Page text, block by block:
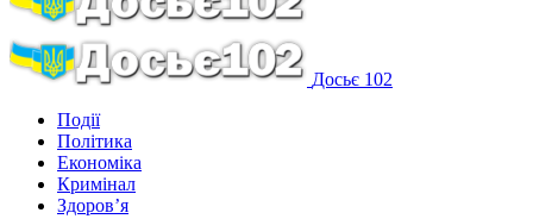
Досьє 102
Події
Політика
Економіка
Кримінал
Здоров’я